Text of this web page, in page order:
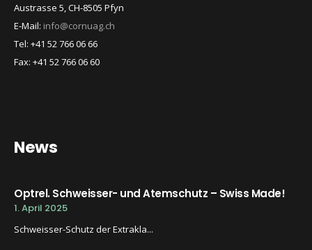
Austrasse 5, CH-8505 Pfyn
E-Mail: info@cornuag.ch
Tel: +41 52 766 06 66
Fax: +41 52 766 06 60
News
Optrel. Schweisser- und Atemschutz – Swiss Made!
1. April 2025
Schweisser-Schutz der Extrakla...